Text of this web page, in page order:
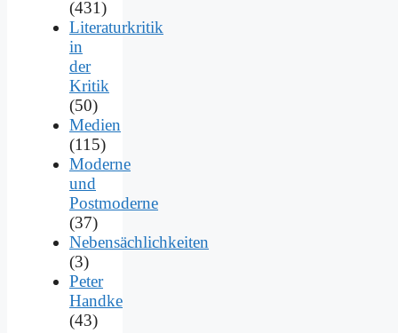
(431)
Literaturkritik
in
der
Kritik
(50)
Medien
(115)
Moderne
und
Postmoderne
(37)
Nebensächlichkeiten
(3)
Peter
Handke
(43)